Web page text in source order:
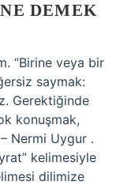
DEMEK
“Birine veya bir
saymak:
Gerektiğinde
konuşmak,
Nermi Uygur .
kelimesiyle
dilimize